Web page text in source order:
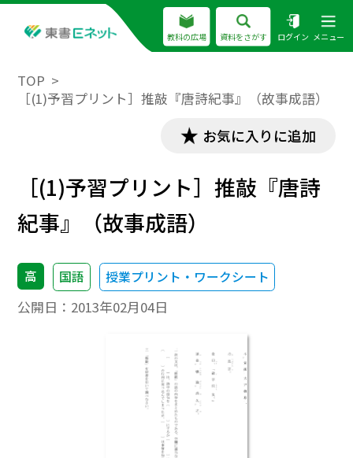
教科の広場 資料をさがす ログイン メニュー
TOP
［(1)予習プリント］推敲『唐詩紀事』（故事成語）
お気に入りに追加
［(1)予習プリント］推敲『唐詩
紀事』（故事成語）
高 国語 授業プリント・ワークシート
公開日： 2013年02月04日